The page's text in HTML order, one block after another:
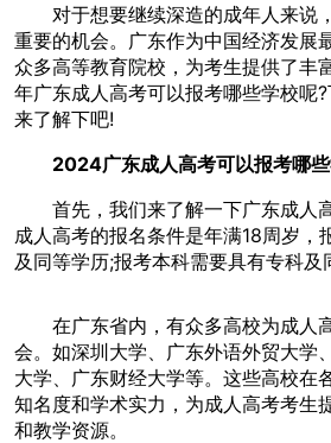
对于想要继续深造的成年人来说
重要的机会。广东作为中国经济发展
众多高等教育院校，为考生提供了丰
年广东成人高考可以报考哪些学校呢
来了解下吧!
2024广东成人高考可以报考哪
首先，我们来了解一下广东成人
成人高考的报名条件是年满18周岁，
及同等学历;报考本科需要具有专科及
在广东省内，有众多高校为成人
会。如深圳大学、广东外语外贸大学
大学、广东财经大学等。这些高校在
知名度和学术实力，为成人高考考生
和教学资源。